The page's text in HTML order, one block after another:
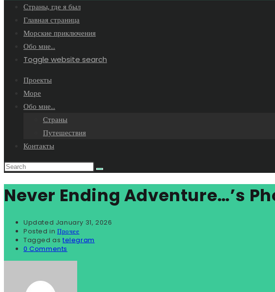
Страны, где я был
Главная страница
Морские приключения
Обо мне…
Toggle website search
Проекты
Море
Обо мне…
Страны
Путешествия
Контакты
Never Ending Adventure…’s
Updated January 31, 2026
Posted in Прочее
Tagged as telegram
0 Comments